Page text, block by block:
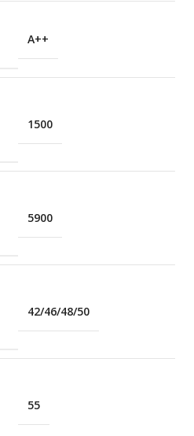
A++
1500
5900
42/46/48/50
55